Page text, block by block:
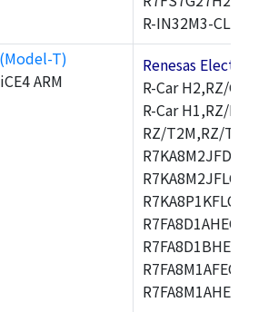
R-IN32M3-CL,R-
(Model-T)
ARM
Renesas
R-Car H2,RZ/
R-Car H1,RZ/
RZ/T2M,RZ/